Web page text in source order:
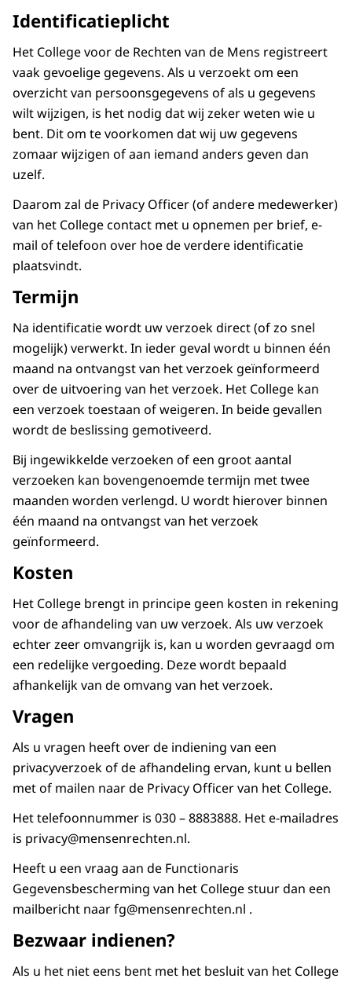
Identificatieplicht
Het College voor de Rechten van de Mens registreert
vaak gevoelige gegevens. Als u verzoekt om een
overzicht van persoonsgegevens of als u gegevens
wilt wijzigen, is het nodig dat wij zeker weten wie u
bent. Dit om te voorkomen dat wij uw gegevens
zomaar wijzigen of aan iemand anders geven dan
uzelf.
Daarom zal de Privacy Officer (of andere medewerker)
van het College contact met u opnemen per brief, e-
mail of telefoon over hoe de verdere identificatie
plaatsvindt.
Termijn
Na identificatie wordt uw verzoek direct (of zo snel
mogelijk) verwerkt. In ieder geval wordt u binnen één
maand na ontvangst van het verzoek geïnformeerd
over de uitvoering van het verzoek. Het College kan
een verzoek toestaan of weigeren. In beide gevallen
wordt de beslissing gemotiveerd.
Bij ingewikkelde verzoeken of een groot aantal
verzoeken kan bovengenoemde termijn met twee
maanden worden verlengd. U wordt hierover binnen
één maand na ontvangst van het verzoek
geïnformeerd.
Kosten
Het College brengt in principe geen kosten in rekening
voor de afhandeling van uw verzoek. Als uw verzoek
echter zeer omvangrijk is, kan u worden gevraagd om
een redelijke vergoeding. Deze wordt bepaald
afhankelijk van de omvang van het verzoek.
Vragen
Als u vragen heeft over de indiening van een
privacyverzoek of de afhandeling ervan, kunt u bellen
met of mailen naar de Privacy Officer van het College.
Het telefoonnummer is 030 – 8883888. Het e-mailadres
is privacy@mensenrechten.nl.
Heeft u een vraag aan de Functionaris
Gegevensbescherming van het College stuur dan een
mailbericht naar fg@mensenrechten.nl .
Bezwaar indienen?
Als u het niet eens bent met het besluit van het College